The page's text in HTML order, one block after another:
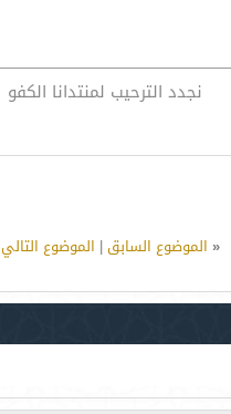
نجدد الترحيب لمنتدانا الكفو
« الموضوع السابق| الموضوع التالي